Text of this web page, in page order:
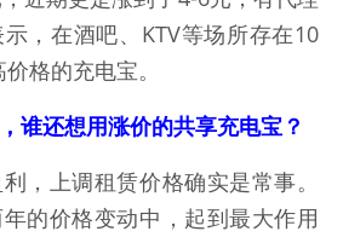
，在酒吧、KTV等场所存在10
格的充电宝。
谁还想用涨价的共享充电宝？
，上调租赁价格确实是常事。
的价格变动中，起到最大作用